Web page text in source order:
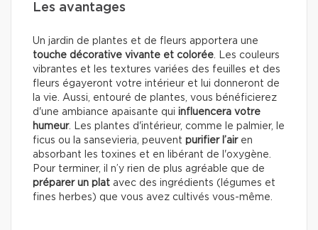
Les avantages
Un jardin de plantes et de fleurs apportera une
touche décorative vivante et colorée. Les couleurs
vibrantes et les textures variées des feuilles et des
fleurs égayeront votre intérieur et lui donneront de
la vie. Aussi, entouré de plantes, vous bénéficierez
d'une ambiance apaisante qui influencera votre
humeur. Les plantes d'intérieur, comme le palmier, le
ficus ou la sansevieria, peuvent purifier l’airen
absorbant les toxines et en libérant de l'oxygène.
Pour terminer, il n’y rien de plus agréable que de
préparer un plat avec des ingrédients (légumes et
fines herbes) que vous avez cultivés vous-même.